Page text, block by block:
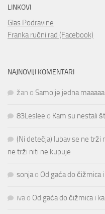
LINKOVI
Glas Podravine
Franka ručni rad (Facebook)
NAJNOVIJI KOMENTARI
žan o Samo je jedna
83Leslee o Kam su nestali
(Ni detečja) lubav se ne trži
ne trži niti ne kupuje
sonjao Od gaća do čižmica
iva o Od gaća do čižmica i